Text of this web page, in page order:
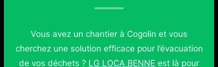
Vous avez un chantier à Cogolin et vous
cherchez une solution efficace pour l’évacuation
de vos déchets ? LG LOCA BENNE est là pour